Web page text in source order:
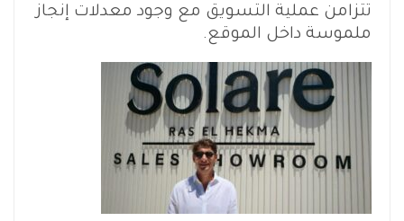
تتزامن عملية التسويق مع وجود معدلات إنجاز
ملموسة داخل الموقع.